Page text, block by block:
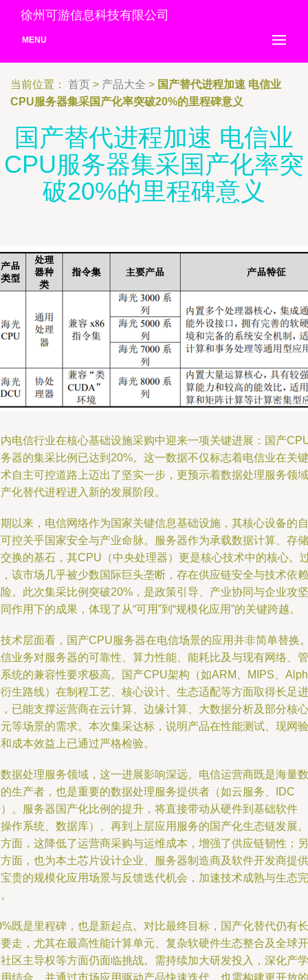
徐州可游信息科技有限公司
MENU
当前位置： 首页 > 产品大全 > 国产替代进程加速 电信业
CPU服务器集采国产化率突破20%的里程碑意义
国产替代进程加速 电信业
CPU服务器集采国产化率突
破20%的里程碑意义
电信行业在核心基础设施采购中迎来一项关键进展：国产
器的集采比例已达到20%。这一数据不仅标志着电信业在关键
自主可控道路上迈出了坚实一步，更预示着数据处理服务领域
化替代进程进入新的发展阶段。
以来，电信网络作为国家关键信息基础设施，其核心设备的自
控关乎国家安全与产业命脉。服务器作为承载数据计算、存储
换的基石，其CPU（中央处理器）更是核心技术中的核心。
该市场几乎被少数国际巨头垄断，存在供应链安全与技术依赖
。此次集采比例突破20%，是政策引导、产业协同与企业攻坚
作用下的成果，体现了从“可用”到“规模化应用”的关键跨越。
术层面看，国产CPU服务器在电信场景的应用并非简单替换
业务对服务器的可靠性、算力性能、能耗比及与现有网络、管
统的兼容性要求极高。国产CPU架构（如ARM、MIPS、
生路线）在制程工艺、核心设计、生态适配等方面取得长足进
已能支撑运营商在云计算、边缘计算、大数据分析及部分核心
等场景的需求。本次集采达标，说明产品在性能测试、现网验
成本效益上已通过严格检验。
据处理服务领域，这一进展影响深远。电信运营商既是海量数
生产者，也是重要的数据处理服务提供者（如云服务、IDC
。服务器国产化比例的提升，将直接带动从硬件到基础软件
作系统、数据库）、再到上层应用服务的国产化生态链发展。
面，这降低了运营商采购与运维成本，增强了供应链韧性；另
面，也为本土芯片设计企业、服务器制造商及软件开发商提供
贵的规模化应用场景与反馈迭代机会，加速技术成熟与生态完
既是里程碑，也是新起点。对比最终目标，国产化替代仍有长
走，尤其在最高性能计算单元、复杂软硬件生态整合及全球开
区主导权等方面仍面临挑战。需持续加大研发投入，深化产学
结合，并通过市场应用驱动产品快速迭代。也需构建更开放的